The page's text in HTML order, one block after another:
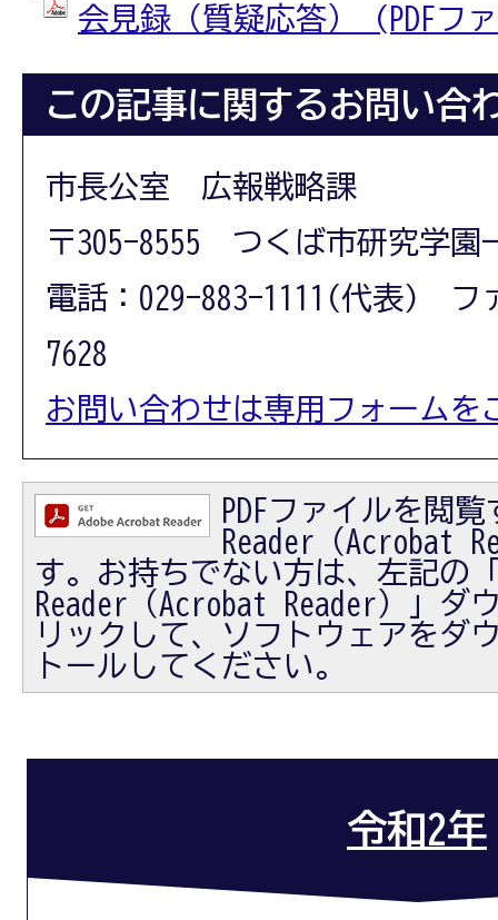
会見録（質疑応答） (PDFフ
この記事に関するお問い合
市長公室 広報戦略課
〒305-8555 つくば市研究学園
電話：029-883-1111(代表) フ
7628
お問い合わせは専用フォームを
PDFファイルを閲
Reader（Acrobat
す。お持ちでない方は、左記の
Reader（Acrobat Reader）」ダ
リックして、ソフトウェアをダ
トールしてください。
令和2年